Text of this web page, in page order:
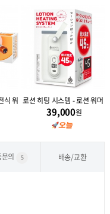
식 워머로션 히팅 시스템 - 로션 워머
39,000원
의 5 배송/교환